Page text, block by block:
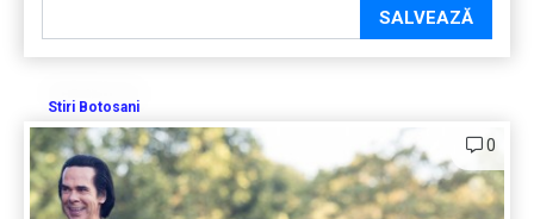
SALVEAZĂ
Stiri Botosani
0